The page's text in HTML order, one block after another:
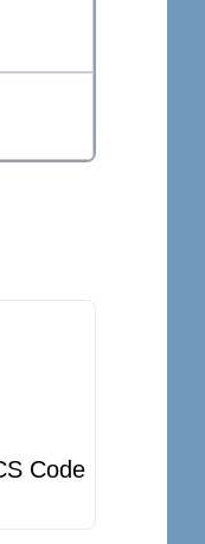
Code